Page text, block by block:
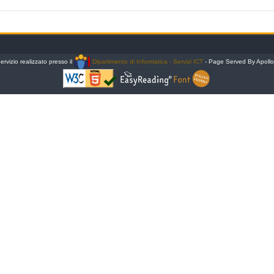
realizzato presso il Dipartimento di Informatica - Servizi ICT- Page Served By